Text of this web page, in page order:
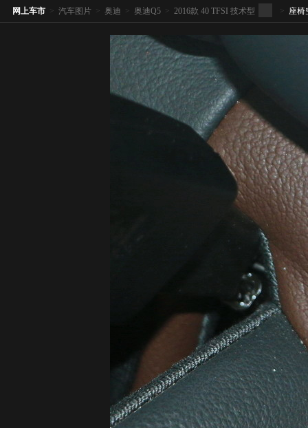
网上车市 > 汽车图片 > 奥迪 > 奥迪Q5 > 2016款 40 TFSI 技术型 > 座椅